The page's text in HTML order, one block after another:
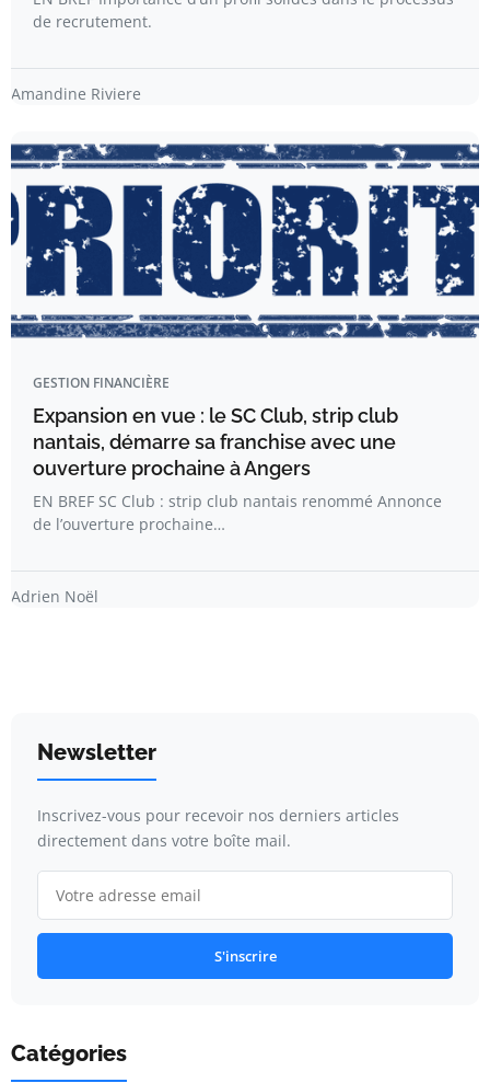
de recrutement.
Amandine Riviere
GESTION FINANCIÈRE
Expansion en vue : le SC Club, strip club
nantais, démarre sa franchise avec une
ouverture prochaine à Angers
EN BREF SC Club : strip club nantais renommé Annonce
de l’ouverture prochaine…
Adrien Noël
Newsletter
Inscrivez-vous pour recevoir nos derniers articles
directement dans votre boîte mail.
S'inscrire
Catégories